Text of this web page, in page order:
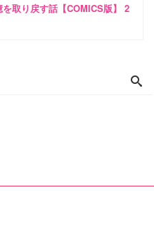
取り戻す話【COMICS版】 2